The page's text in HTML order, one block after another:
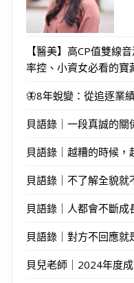
【醫美】高CP值雙線
率控、小資女必看的寶
🦋8年蛻變：從追逐業
貝語錄｜一段真誠的關
貝語錄｜越糟的時候，
貝語錄｜不了解全貌就
貝語錄｜人都會不斷成
貝語錄｜對方不回應就
貝兒老師｜2024年度